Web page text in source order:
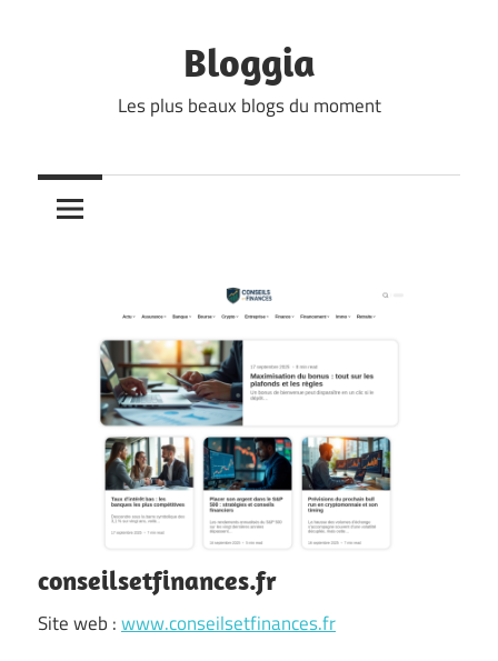
Bloggia
Les plus beaux blogs du moment
conseilsetfinances.fr
Site web :www.conseilsetfinances.fr